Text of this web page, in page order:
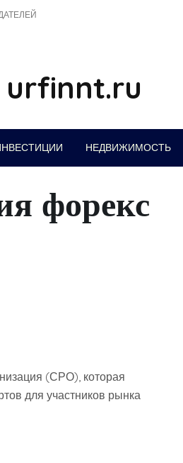
urfinnt.ru
НЕДВИЖИМОСТЬ
форекс
(СРО), которая
для участников рынка